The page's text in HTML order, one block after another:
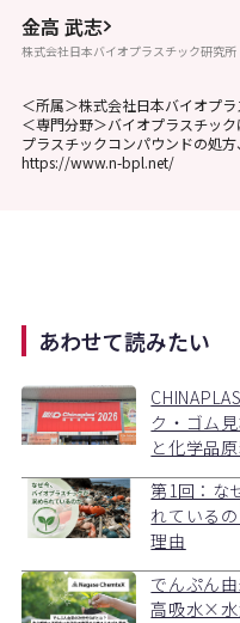
金高 武志
株式会社日本バイオプラスチック研究所
＜所属＞株式会社日本バイオプ
＜専門分野＞バイオプラスチッ
プラスチックコンパウンドの処方
https://www.n-bpl.net/
あわせて読みたい
ク・ゴム
と化学品
第1回：な
れている
理由
でんぷん
高吸水×水